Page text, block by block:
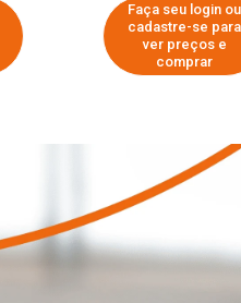
Faça seu login ou
cadastre-se para
ver preços e
comprar